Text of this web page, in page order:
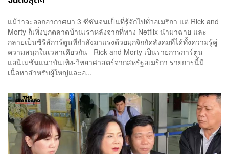
แม้ว่าจะออกอากาศมา 3 ซีซันจนเป็นที่รู้จักไปทั่วอเมริกา แต่ Rick and
Morty ก็เพิ่งบุกตลาดบ้านเราหลังจากที่ทาง Netflix นำมาฉาย และ
กลายเป็นซีรีส์การ์ตูนที่กำลังมาแรงด้วยมุกจิกกัดสังคมที่ได้ทั้งความรู้คู่
ความสนุกในเวลาเดียวกัน Rick and Morty เป็นรายการการ์ตูน
แอนิเมชันแนวบันเทิง-วิทยาศาสตร์จากสหรัฐอเมริกา รายการนี้มี
เนื้อหาสำหรับผู้ใหญ่และอ...